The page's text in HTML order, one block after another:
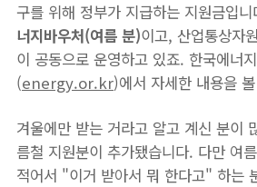
구를 위해 정부가 지급하는 지원금입
너지바우처(여름 분)이고, 산업통상자
이 공동으로 운영하고 있죠. 한국에너
(energy.or.kr)에서 자세한 내용을
겨울에만 받는 거라고 알고 계신 분이
름철 지원분이 추가됐습니다. 다만 여
적어서 "이거 받아서 뭐 한다고" 하는